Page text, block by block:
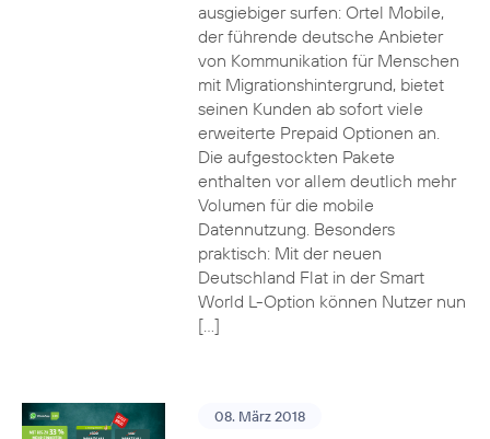
ausgiebiger surfen: Ortel Mobile,
der führende deutsche Anbieter
von Kommunikation für Menschen
mit Migrationshintergrund, bietet
seinen Kunden ab sofort viele
erweiterte Prepaid Optionen an.
Die aufgestockten Pakete
enthalten vor allem deutlich mehr
Volumen für die mobile
Datennutzung. Besonders
praktisch: Mit der neuen
Deutschland Flat in der Smart
World L-Option können Nutzer nun
[…]
08. März 2018